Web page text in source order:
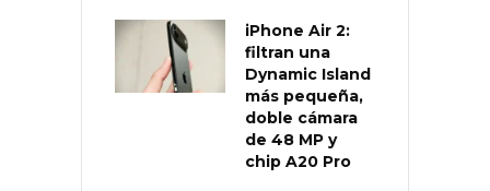
iPhone Air 2:
filtran una
Dynamic Island
más pequeña,
doble cámara
de 48 MP y
chip A20 Pro